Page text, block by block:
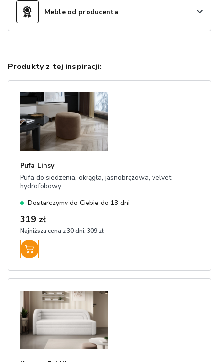
Meble od producenta
Produkty z tej inspiracji:
Pufa Linsy
Pufa do siedzenia, okrągła, jasnobrązowa, velvet
hydrofobowy
Dostarczymy do Ciebie do 13 dni
319 zł
Najniższa cena z 30 dni: 309 zł